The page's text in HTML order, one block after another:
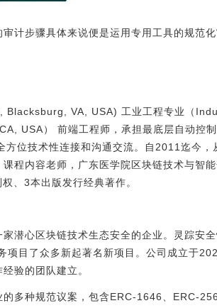
计步骤具体来说便是运用专用工具的规范
Blacksburg, VA, USA) 工业工程专业（
USA） 前端工程师，承担最底层自动控
位技术性连接和沟通交流。自2011迄今
程内容老师，广东医学院区块链技术与智
、3本出版发行经典著作。
潜心区块链技术生态安全的企业。灵踪安
项目了众多新起著名新项目。公司成立于
验的团队建立。
的多种规范议案，包含ERC-1646、ERC-